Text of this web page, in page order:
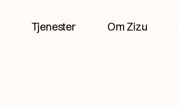
Tjenester Om Zizu